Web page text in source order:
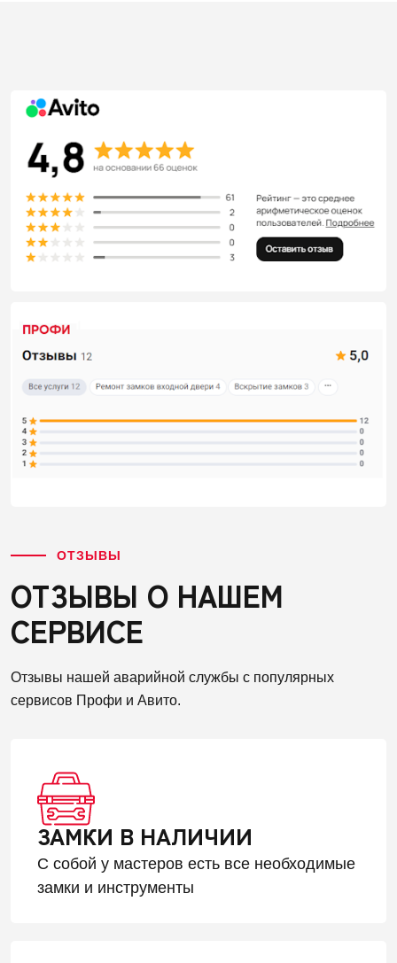
ОТЗЫВЫ
ОТЗЫВЫ О НАШЕМ
СЕРВИСЕ
Отзывы нашей аварийной службы с популярных
сервисов Профи и Авито.
ЗАМКИ В НАЛИЧИИ
С собой у мастеров есть все необходимые
замки и инструменты